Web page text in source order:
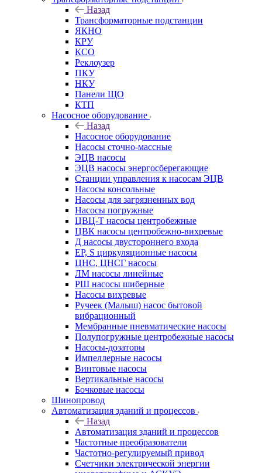
Назад
Трансформаторные подстанции
ЯКНО
КРУ
КСО
Реклоузер
ПКУ
НКУ
Панели ЩО
КТП
Насосное оборудование
Назад
Насосное оборудование
Насосы сточно-массные
ЭЦВ насосы
ЭЦВ насосы энергосберегающие
Станции управления к насосам ЭЦВ
Насосы консольные
Насосы для загрязненных вод
Насосы погружные
ЦВЦ-Т насосы центробежные
ЦВК насосы центробежно-вихревые
Д насосы двустороннего входа
EP, S циркуляционные насосы
ЦНС, ЦНСГ насосы
ЛМ насосы линейные
РШ насосы шиберные
Насосы вихревые
Ручеек (Малыш) насос бытовой
вибрационный
Мембранные пневматические насосы
Полупогружные центробежные насосы
Насосы-дозаторы
Импеллерные насосы
Винтовые насосы
Вертикальные насосы
Бочковые насосы
Шинопровод
Автоматизация зданий и процессов
Назад
Автоматизация зданий и процессов
Частотные преобразователи
Частотно-регулируемый привод
Счетчики электрической энергии